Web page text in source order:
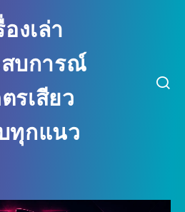
องเล่า
บการณ์
รเสียว
ทุกแนว